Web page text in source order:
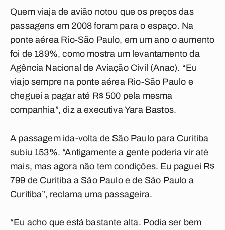
Quem viaja de avião notou que os preços das
passagens em 2008 foram para o espaço. Na
ponte aérea Rio-São Paulo, em um ano o aumento
foi de 189%, como mostra um levantamento da
Agência Nacional de Aviação Civil (Anac). “Eu
viajo sempre na ponte aérea Rio-São Paulo e
cheguei a pagar até R$ 500 pela mesma
companhia”, diz a executiva Yara Bastos.
A passagem ida-volta de São Paulo para Curitiba
subiu 153%. “Antigamente a gente poderia vir até
mais, mas agora não tem condições. Eu paguei R$
799 de Curitiba a São Paulo e de São Paulo a
Curitiba”, reclama uma passageira.
“Eu acho que está bastante alta. Podia ser bem